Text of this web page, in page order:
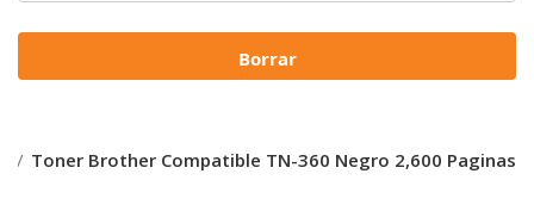
Borrar
Toner Brother Compatible TN-360 Negro 2,600 Paginas